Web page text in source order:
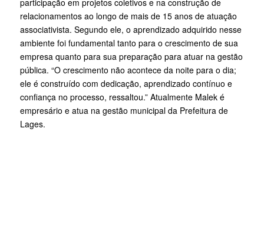
participação em projetos coletivos e na construção de
relacionamentos ao longo de mais de 15 anos de atuação
associativista. Segundo ele, o aprendizado adquirido nesse
ambiente foi fundamental tanto para o crescimento de sua
empresa quanto para sua preparação para atuar na gestão
pública. “O crescimento não acontece da noite para o dia;
ele é construído com dedicação, aprendizado contínuo e
confiança no processo, ressaltou.” Atualmente Malek é
empresário e atua na gestão municipal da Prefeitura de
Lages.